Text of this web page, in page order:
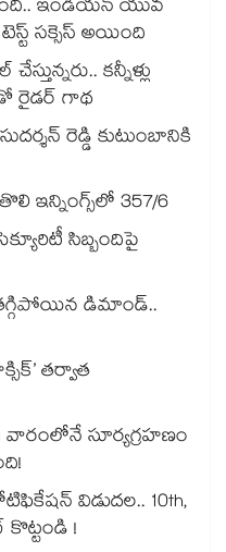
ఇండియన్ యువ
సక్సెస్ అయింది
కన్నీళ్లు
రైడర్ గాథ
రెడ్డి కుటుంబానికి
ఇన్నింగ్స్‌‌లో 357/6
సిబ్బందిపై
తగ్గిపోయిన డిమాండ్..
తర్వాత
వారంలోనే సూర్యగ్రహణం
విడుదల.. 10th,
!